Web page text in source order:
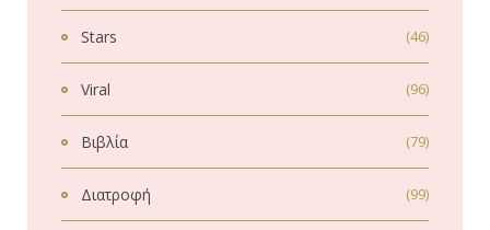
Stars (46)
Viral (96)
Βιβλία (79)
Διατροφή (99)